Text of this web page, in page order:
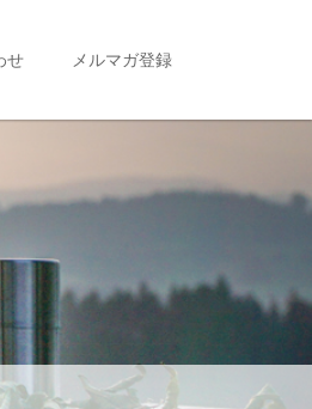
せ メルマガ登録